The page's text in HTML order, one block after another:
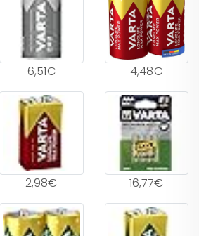
6,51€ 4,48€
2,98€ 16,77€